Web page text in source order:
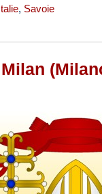
Italie, Savoie